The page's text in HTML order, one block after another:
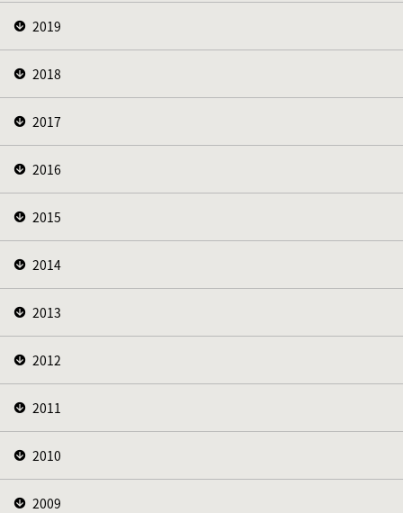
2019
2018
2017
2016
2015
2014
2013
2012
2011
2010
2009